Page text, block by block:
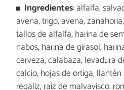
Ingredientes: alfalfa,
avena, trigo, avena,
tallos de alfalfa, harina de
nabos, harina de girasol,
cerveza, calabaza, levadura
calcio, hojas de ortiga,
regaliz, raíz de malvavisco,